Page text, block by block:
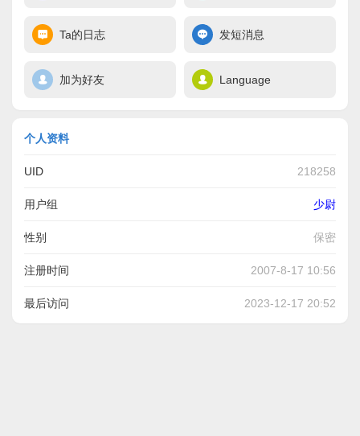
Ta的日志 发短消息
加为好友 Language
个人资料
UID 218258
用户组 少尉
性别 保密
注册时间 2007-8-17 10:56
最后访问 2023-12-17 20:52